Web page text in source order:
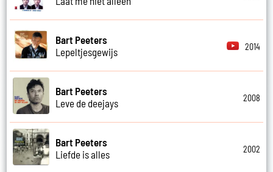
Bart Peeters
Lepeltjesgewijs
2014
Bart Peeters
Leve de deejays
2008
Bart Peeters
Liefde is alles
2002